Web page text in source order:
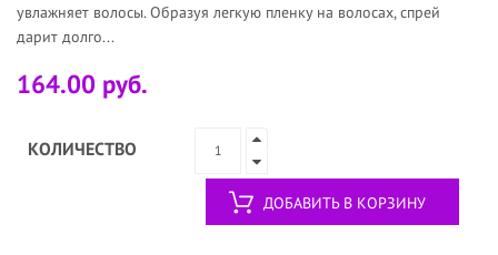
увлажняет волосы. Образуя легкую пленку на волосах, спрей
дарит долго...
164.00 руб.
КОЛИЧЕСТВО
ДОБАВИТЬ В КОРЗИНУ